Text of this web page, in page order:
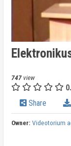
747view
Share
Owner: Videotorium